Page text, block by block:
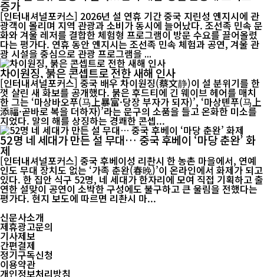
증가
[인터내셔널포커스] 2026년 설 연휴 기간 중국 지린성 옌지시에 관
광객이 몰리며 지역 관광과 소비가 동시에 늘어났다. 조선족 민속 문
화와 겨울 레저를 결합한 체험형 프로그램이 방문 수요를 끌어올렸
다는 평가다. 연휴 동안 옌지시는 조선족 민속 체험과 공연, 겨울 관
광 시설을 중심으로 관광 프로그램을 ...
차이원징, 붉은 콘셉트로 전한 새해 인사
[인터내셔널포커스] 중국 배우 차이원징(蔡文静)이 설 분위기를 한
껏 살린 새 화보를 공개했다. 붉은 후드티에 긴 웨이브 헤어를 매치
한 그는 ‘마상바오푸(马上暴富·당장 부자가 되자)’, ‘마상톈푸(马上
添福·곧바로 복을 더하자)’라는 문구의 소품을 들고 온화한 미소를
지었다. 말의 해를 상징하는 경쾌한 콘셉...
52명 네 세대가 만든 설 무대… 중국 후베이 ‘마당 춘완’ 화
제
[인터내셔널포커스] 중국 후베이성 리촨시 한 농촌 마을에서, 연예
인도 무대 장치도 없는 ‘가족 춘완(春晚)’이 온라인에서 화제가 되고
있다. 한 집안 식구 52명, 네 세대가 한자리에 모여 직접 기획하고 출
연한 설맞이 공연이 소박한 구성에도 불구하고 큰 울림을 전했다는
평가다. 현지 보도에 따르면 리촨시 마...
신문사소개
제휴광고문의
기사제보
간편결제
정기구독신청
이용약관
개인정보처리방침